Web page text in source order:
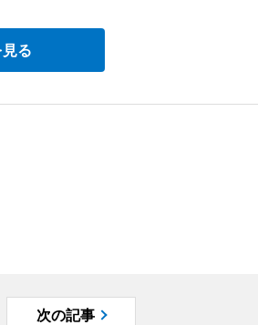
る
次の記事